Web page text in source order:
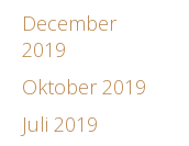
December
2019
Oktober 2019
Juli 2019